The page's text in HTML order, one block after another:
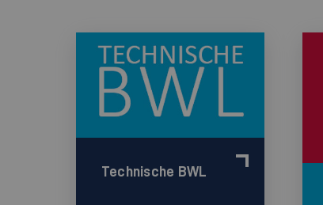
Technische BWL